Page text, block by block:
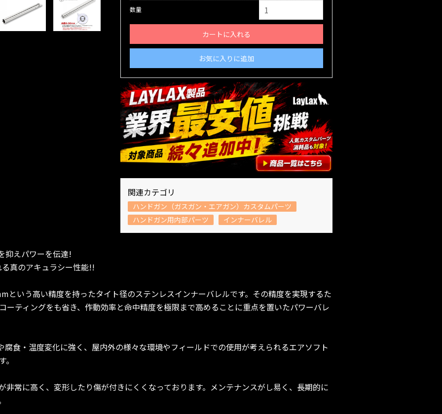
数量
カートに入れる
お気に入りに追加
関連カテゴリ
ハンドガン（ガスガン・エアガン）カスタムパーツ
ハンドガン用内部パーツ
インナーバレル
抑えパワーを伝達!
真のアキュラシー性能!!
いう高い精度を持ったタイト径のステンレスインナーバレルです。その精度を実現するた
ーティングをも省き、作動効率と命中精度を極限まで高めることに重点を置いたパワーバレ
食・温度変化に強く、屋内外の様々な環境やフィールドでの使用が考えられるエアソフト
非常に高く、変形したり傷が付きにくくなっております。メンテナンスがし易く、長期的に